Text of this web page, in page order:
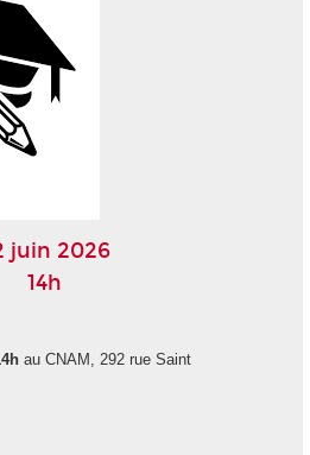
juin 2026
14h
au CNAM, 292 rue Saint